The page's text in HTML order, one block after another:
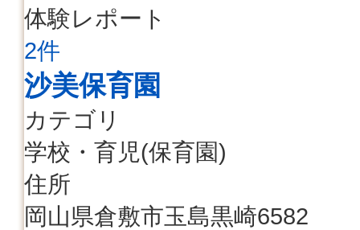
体験レポート
2件
沙美保育園
カテゴリ
学校・育児(保育園)
住所
岡山県倉敷市玉島黒崎6582